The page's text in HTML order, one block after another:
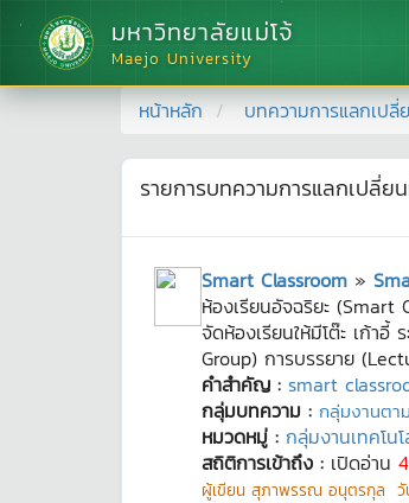
มหาวิทยาลัยแม่โจ้
Maejo University
หน้าหลัก บทความการแลกเปลี่
รายการบทความการแลกเปลี่
Smart Classroom »
ห้องเรียนอัจฉริยะ (Smart
จัดห้องเรียนให้มีโต๊ะ เก้า
Group) การบรรยาย
คำสำคัญ : smart
กลุ่มบทความ : กลุ่มงานตา
หมวดหมู่ : กลุ่มงานเทคโน
สถิติการเข้าถึง : เปิดอ่าน
ผู้เขียน สุภาพรรณ อนุตรกุล